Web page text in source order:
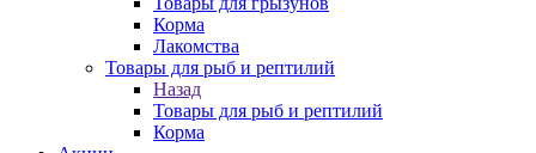
Корма
Лакомства
Товары для рыб и рептилий
Назад
Товары для рыб и рептилий
Корма